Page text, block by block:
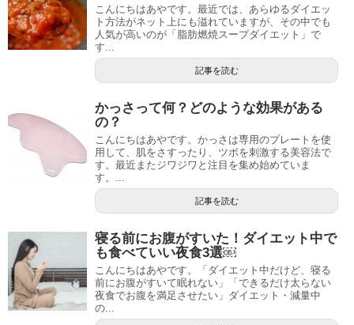
こんにちはあやです。最近では、あらゆるダイエッ
ト方法がネット上にも溢れていますが、その中でも
人気が高いのが「脂肪燃焼スープダイエット」で
す...
記事を読む
かっさって何？どのような効果がある
の？
こんにちはあやです。かっさは専用のプレートを使
用して、肌をさすったり、ツボを刺激する美容法で
す。最近またジワジワと注目を集め始めていま
す。...
記事を読む
寝る前にお腹がすいた！ダイエット中で
も食べていい夜食3選￼
こんにちはあやです。「ダイエット中だけど、寝る
前にお腹がすいて眠れない」「できるだけ太らない
夜食でお腹を満足させたい」ダイエット・減量中
の...